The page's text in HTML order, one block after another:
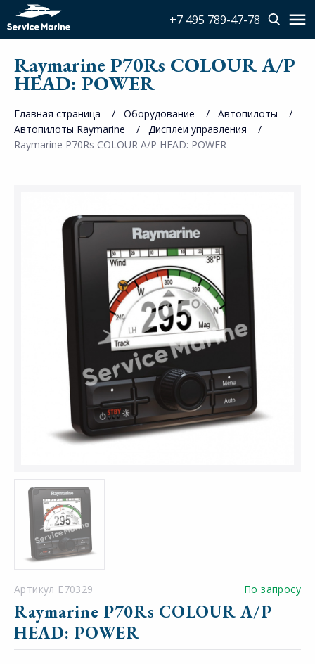
+7 495 789-47-78
Raymarine P70Rs COLOUR A/P
HEAD: POWER
Главная страница Оборудование
Автопилоты
Автопилоты Raymarine
Дисплеи управления
Raymarine P70Rs COLOUR A/P HEAD: POWER
Артикул E70329 По запросу
Raymarine P70Rs COLOUR A/P
HEAD: POWER